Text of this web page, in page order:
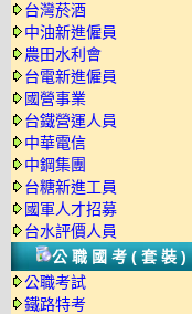
台灣菸酒
中油新進僱員
農田水利會
台電新進僱員
國營事業
台鐵營運人員
中華電信
中鋼集團
台糖新進工員
國軍人才招募
台水評價人員
公職國考(套裝)
公職考試
鐵路特考